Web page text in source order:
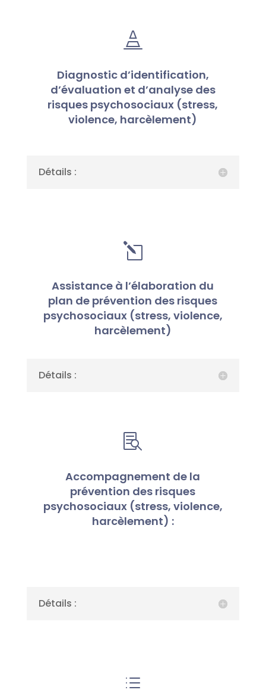

Diagnostic d’identification,
d’évaluation et d’analyse des
risques psychosociaux (stress,
violence, harcèlement)
Détails :
l
Assistance à l’élaboration du
plan de prévention des risques
psychosociaux (stress, violence,
harcèlement)
Détails :

Accompagnement de la
prévention des risques
psychosociaux (stress, violence,
harcèlement) :
Détails :
d